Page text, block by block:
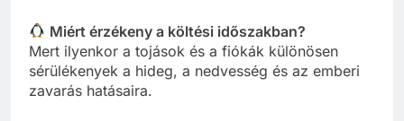
Miért érzékeny a költési időszakban?
Mert ilyenkor a tojások és a fiókák különösen
sérülékenyek a hideg, a nedvesség és az emberi
zavarás hatásaira.